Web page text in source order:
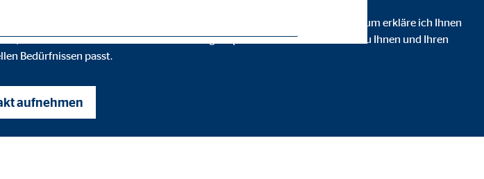
an einer guten Finanzberatung ist, dass Sie jeden Schritt verstehen. Darum erkläre ich Ihnen
warum ich eine bestimmte Finanzlösung empfehle und inwiefern diese zu Ihnen und Ihren
Bedürfnissen passt.
aufnehmen
Funktion der Website erforderlich. Die Deaktivierung kann die